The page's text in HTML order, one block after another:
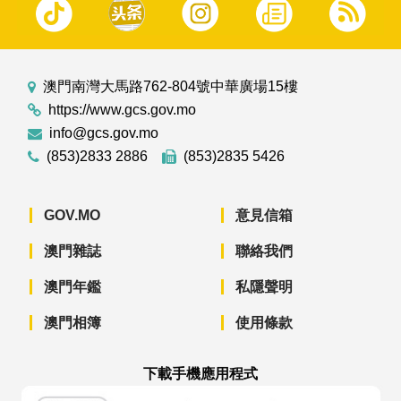
澳門南灣大馬路762-804號中華廣場15樓
https://www.gcs.gov.mo
info@gcs.gov.mo
(853)2833 2886
(853)2835 5426
GOV.MO
澳門雜誌
澳門年鑑
澳門相簿
意見信箱
聯絡我們
私隱聲明
使用條款
下載手機應用程式